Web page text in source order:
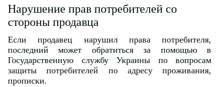
Нарушение прав потребителей со
стороны продавца
Если продавец нарушил права потребителя,
последний может обратиться за помощью в
Государственную службу Украины по вопросам
защиты потребителей по адресу проживания,
прописки.